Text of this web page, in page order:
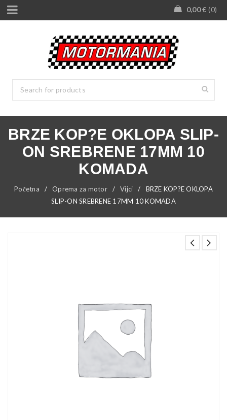
0,00€ 0
BRZE KOP?E OKLOPA SLIP-
ON SREBRENE 17MM 10
KOMADA
Početna / Oprema za motor / Vijci /
BRZE KOP?E OKLOPA
SLIP-ON SREBRENE 17MM 10 KOMADA